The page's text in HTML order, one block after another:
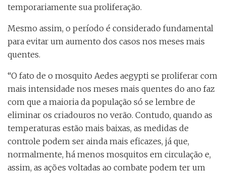
temporariamente sua proliferação.
Mesmo assim, o período é considerado fundamental
para evitar um aumento dos casos nos meses mais
quentes.
“O fato de o mosquito Aedes aegypti se proliferar com
mais intensidade nos meses mais quentes do ano faz
com que a maioria da população só se lembre de
eliminar os criadouros no verão. Contudo, quando as
temperaturas estão mais baixas, as medidas de
controle podem ser ainda mais eficazes, já que,
normalmente, há menos mosquitos em circulação e,
assim, as ações voltadas ao combate podem ter um